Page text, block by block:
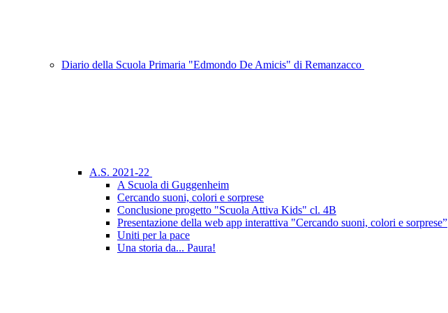
Diario della Scuola Primaria "Edmondo De Amicis" di Remanzacco
A.S. 2021-22
A Scuola di Guggenheim
Cercando suoni, colori e sorprese
Conclusione progetto "Scuola Attiva Kids" cl. 4B
Presentazione della web app interattiva "Cercando suoni, colori e sorprese”
Uniti per la pace
Una storia da... Paura!